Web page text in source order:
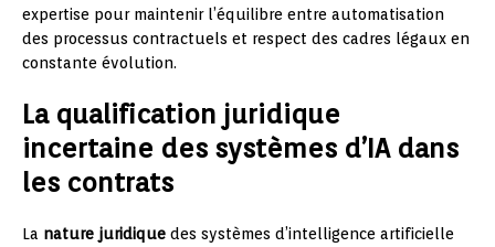
expertise pour maintenir l’équilibre entre automatisation
des processus contractuels et respect des cadres légaux en
constante évolution.
La qualification juridique
incertaine des systèmes d’IA dans
les contrats
La nature juridique des systèmes d’intelligence artificielle